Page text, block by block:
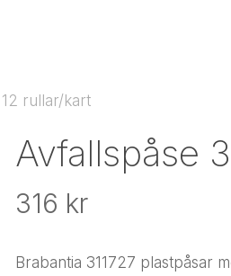
rullar/kart
Avfallspåse
316 kr
Brabantia 311727 plastpåsar